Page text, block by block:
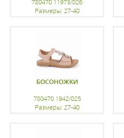
Размеры: 27-40
БОСОНОЖКИ
780470 1942/025
Размеры: 27-40